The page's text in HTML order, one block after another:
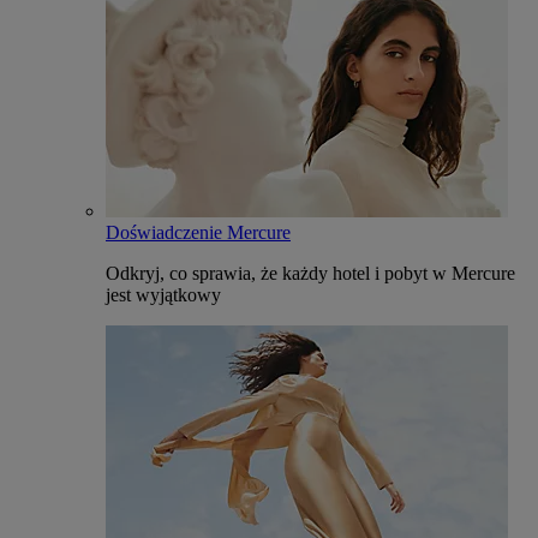
Doświadczenie Mercure
Odkryj, co sprawia, że każdy hotel i pobyt w Mercure
jest wyjątkowy